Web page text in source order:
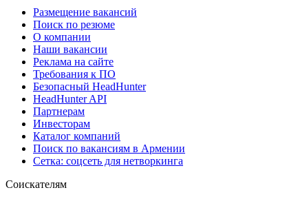
Размещение вакансий
Поиск по резюме
О компании
Наши вакансии
Реклама на сайте
Требования к ПО
Безопасный HeadHunter
HeadHunter API
Партнерам
Инвесторам
Каталог компаний
Поиск по вакансиям в Армении
Сетка: соцсеть для нетворкинга
Соискателям